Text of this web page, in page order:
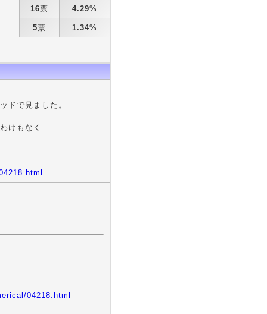
16票 4.29%
5票 1.34%
ドで見ました。
けもなく
04218.html